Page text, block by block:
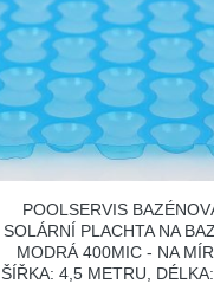
POOLSERVIS
SOLÁRNÍ PLACHTA NA
MODRÁ 400MIC - NA
ŠÍŘKA: 4,5 METRU,